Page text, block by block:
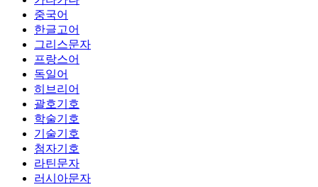
중국어
한글고어
그리스문자
프랑스어
독일어
히브리어
괄호기호
학술기호
기술기호
첨자기호
라틴문자
러시아문자